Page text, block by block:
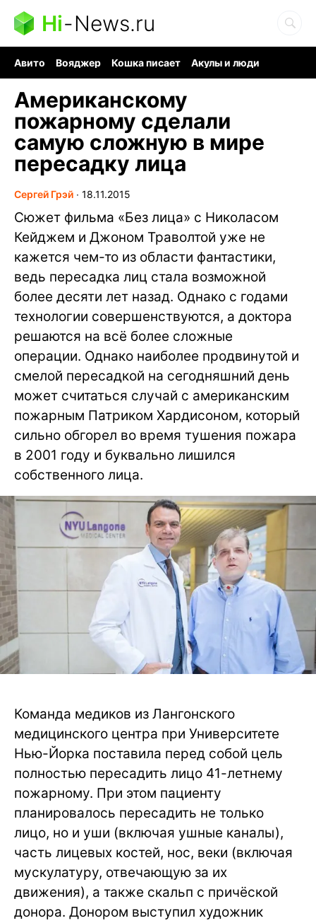
Hi-News.ru
Авито Вояджер Кошка писает
Акулы и люди
Американскому
пожарному сделали
самую сложную в мире
пересадку лица
Сергей Грэй ∙ 18.11.2015
Сюжет фильма «Без лица» с Николасом
Кейджем и Джоном Траволтой уже не
кажется чем-то из области фантастики,
ведь пересадка лиц стала возможной
более десяти лет назад. Однако с годами
технологии совершенствуются, а доктора
решаются на всё более сложные
операции. Однако наиболее продвинутой и
смелой пересадкой на сегодняшний день
может считаться случай с американским
пожарным Патриком Хардисоном, который
сильно обгорел во время тушения пожара
в 2001 году и буквально лишился
собственного лица.
Команда медиков из Лангонского
медицинского центра при Университете
Нью-Йорка поставила перед собой цель
полностью пересадить лицо 41-летнему
пожарному. При этом пациенту
планировалось пересадить не только
лицо, но и уши (включая ушные каналы),
часть лицевых костей, нос, веки (включая
мускулатуру, отвечающую за их
движения), а также скальп с причёской
донора. Донором выступил художник